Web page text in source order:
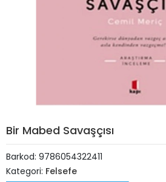
Bir Mabed Savaşçısı
Barkod: 9786054322411
Kategori: Felsefe